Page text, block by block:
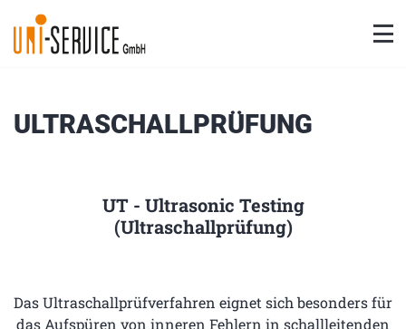
ULTRASCHALLPRÜFUNG
UT - Ultrasonic Testing
(Ultraschallprüfung)
Das Ultraschallprüfverfahren eignet sich besonders für
das Aufspüren von inneren Fehlern in schallleitenden